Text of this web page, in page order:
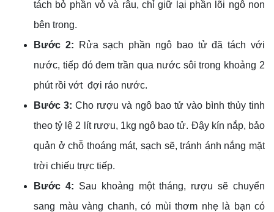
tách bỏ phần vỏ và râu, chỉ giữ lại phần lõi ngô non
bên trong.
Bước 2:
Rửa sạch phần ngô bao tử đã tách với
nước, tiếp đó đem trần qua nước sôi trong khoảng 2
phút rồi vớt đợi ráo nước.
Bước 3: Cho rượu và ngô bao tử vào bình thủy tinh
theo tỷ lệ 2 lít rượu, 1kg ngô bao tử. Đậy kín nắp, bảo
quản ở chỗ thoáng mát, sạch sẽ, tránh ánh nắng mặt
trời chiếu trực tiếp.
Bước 4: Sau khoảng một tháng, rượu sẽ chuyển
sang màu vàng chanh, có mùi thơm nhẹ là bạn có